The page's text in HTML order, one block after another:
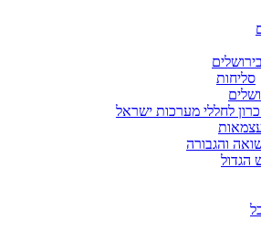
סליחות
לחללי מערכות ישראל
והגבורה
הגדול